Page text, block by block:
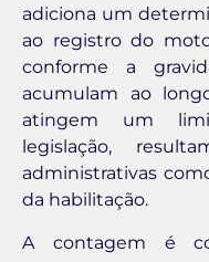
adiciona um
ao registro do
conforme a
acumulam ao
atingem um
legislação,
administrativas
da habilitação.
A contagem é